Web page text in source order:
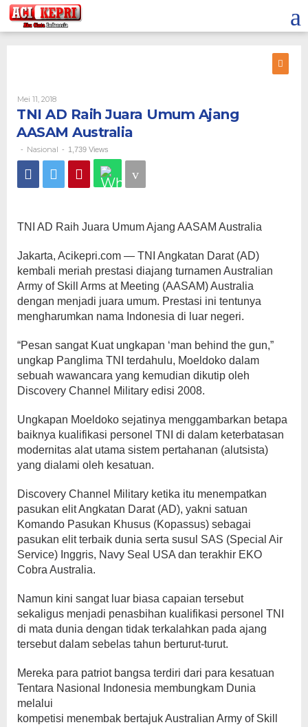
Lewati
ke
konten
Mei 11, 2018Oleh
TNI AD Raih Juara Umum Ajang
AASAM Australia
- Nasional - 1,739 Views
TNI AD Raih Juara Umum Ajang AASAM Australia
Jakarta, Acikepri.com — TNI Angkatan Darat (AD)
kembali meriah prestasi diajang turnamen Australian
Army of Skill Arms at Meeting (AASAM) Australia
dengan menjadi juara umum. Prestasi ini tentunya
mengharumkan nama Indonesia di luar negeri.
“Pesan sangat Kuat ungkapan ‘man behind the gun,”
ungkap Panglima TNI terdahulu, Moeldoko dalam
sebuah wawancara yang kemudian dikutip oleh
Discovery Channel Military edisi 2008.
Ungkapan Moeldoko sejatinya menggambarkan betapa
baiknya kualifikasi personel TNI di dalam keterbatasan
modernitas alat utama sistem pertahanan (alutsista)
yang dialami oleh kesatuan.
Discovery Channel Military ketika itu menempatkan
pasukan elit Angkatan Darat (AD), yakni satuan
Komando Pasukan Khusus (Kopassus) sebagai
pasukan elit terbaik dunia serta susul SAS (Special Air
Service) Inggris, Navy Seal USA dan terakhir EKO
Cobra Australia.
Namun kini sangat luar biasa capaian tersebut
sekaligus menjadi penasbihan kualifikasi personel TNI
di mata dunia dengan tidak terkalahkan pada ajang
tersebut dalam sebelas tahun berturut-turut.
Mereka para patriot bangsa terdiri dari para kesatuan
Tentara Nasional Indonesia membungkam Dunia
melalui
kompetisi menembak bertajuk Australian Army of Skill